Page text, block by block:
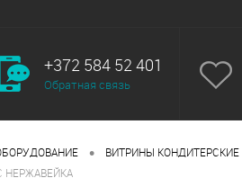
+372 584 52 401
Обратная связь
• ВИТРИНЫ КОНДИТЕРСКИЕ
НЕРЖАВЕЙКА